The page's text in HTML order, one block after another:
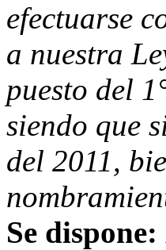
efectuarse
a nuestra
puesto del
siendo que
del 2011,
Se dispone: